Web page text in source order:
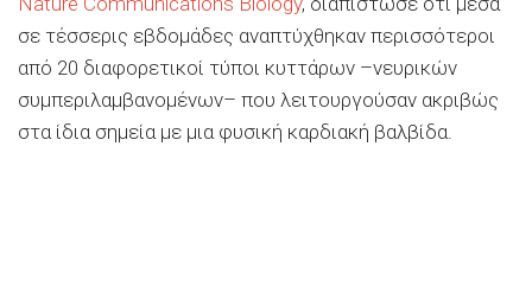
σε τέσσερις εβδομάδες αναπτύχθηκαν περισσότεροι
από 20 διαφορετικοί τύποι κυττάρων –νευρικών
συμπεριλαμβανομένων– που λειτουργούσαν ακριβώς
στα ίδια σημεία με μια φυσική καρδιακή βαλβίδα.